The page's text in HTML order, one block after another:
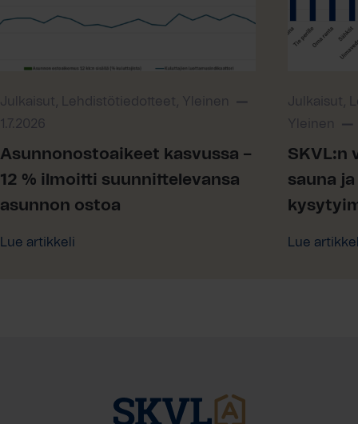
Julkaisut, Lehdistötiedotteet, Yleinen
1.7.2026
Asunnonostoaikeet kasvussa –
12 % ilmoitti suunnittelevansa
asunnon ostoa
Lue artikkeli
Julkaisut,
Yleinen
SKVL:n
sauna
Lue